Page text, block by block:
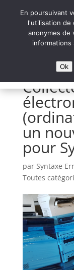
LE
un
pour
par Syntaxe
Toutes
En poursuivant
l'utilisation de
anonymes de
informations
Ok